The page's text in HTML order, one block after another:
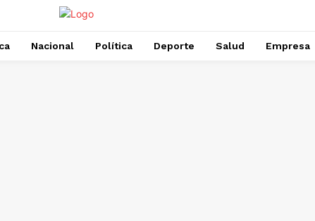
Nacional Política Deporte Salud Empresa